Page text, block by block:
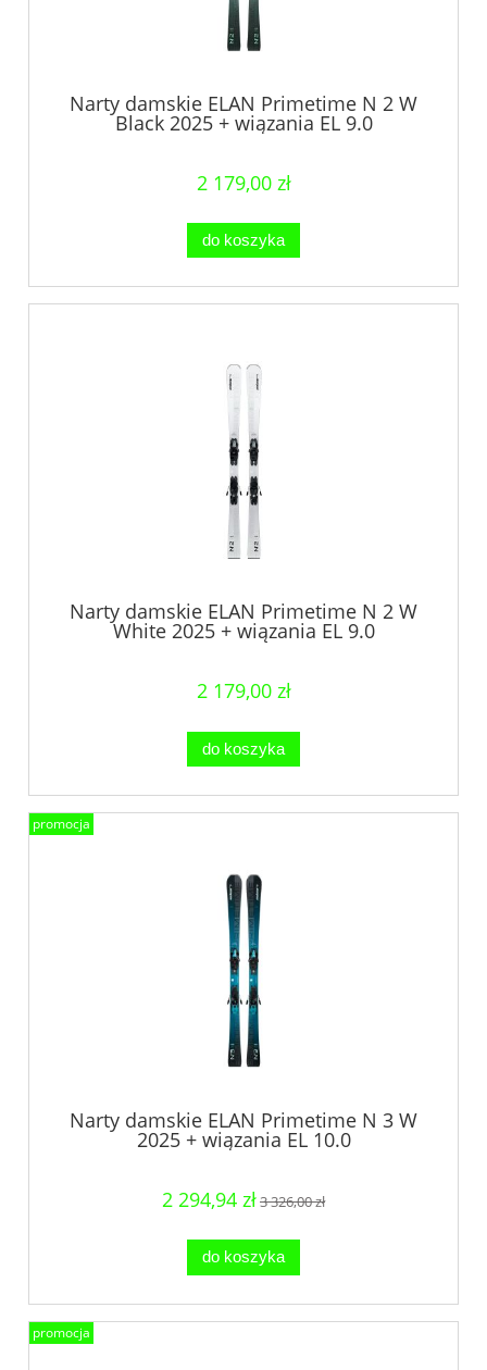
Narty damskie ELAN Primetime N 2 W
Black 2025 + wiązania EL 9.0
2 179,00 zł
do koszyka
Narty damskie ELAN Primetime N 2 W
White 2025 + wiązania EL 9.0
2 179,00 zł
do koszyka
Narty damskie ELAN Primetime N 3 W
2025 + wiązania EL 10.0
2 294,94 zł3 326,00 zł
do koszyka
promocja
promocja